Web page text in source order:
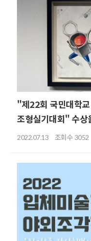
"제22회 국민대학
조형실기대회" 수상
2022.07.13 조회수 3052